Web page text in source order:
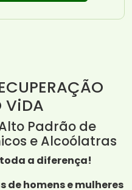
ViDA
Padrão de
e Alcoólatras
a diferença!
de homens e mulheres